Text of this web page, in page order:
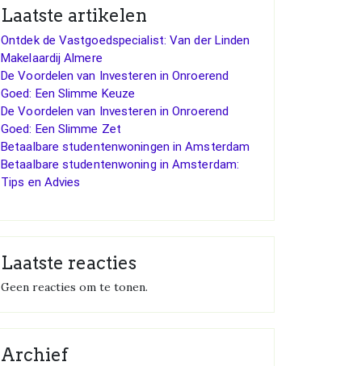
Laatste artikelen
Ontdek de Vastgoedspecialist: Van der Linden
Makelaardij Almere
De Voordelen van Investeren in Onroerend
Goed: Een Slimme Keuze
De Voordelen van Investeren in Onroerend
Goed: Een Slimme Zet
Betaalbare studentenwoningen in Amsterdam
Betaalbare studentenwoning in Amsterdam:
Tips en Advies
Laatste reacties
Geen reacties om te tonen.
Archief